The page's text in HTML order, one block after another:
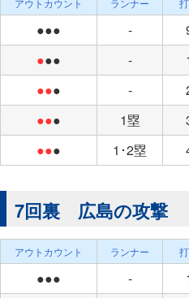
アウトカウント ランナー
●●● -
●●● -
●●● -
●●● 1塁
●●● 1･2塁
7回裏 広島の攻撃
アウトカウント ランナー
●●● -